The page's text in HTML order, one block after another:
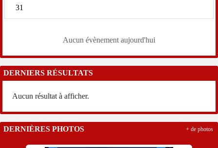
31
Aucun évènement aujourd'hui
DERNIERS RÉSULTATS
Aucun résultat à afficher.
DERNIÈRES PHOTOS + de photos